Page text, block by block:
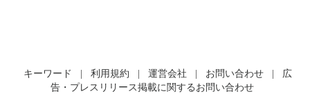
キーワード 利用規約 運営会社 お問い合わせ
広
告・プレスリリース掲載に関するお問い合わせ